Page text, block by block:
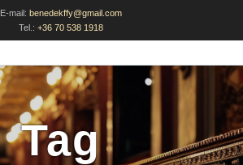
E-mail: benedekffy@gmail.com
Tel.: +36 70 538 1918
Tag